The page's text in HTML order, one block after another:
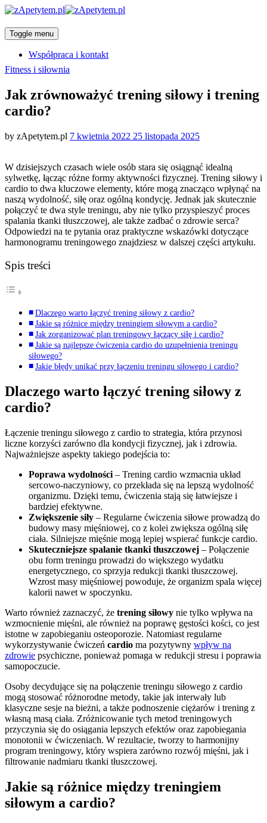
Toggle menu
Współpraca i kontakt
Categories
Fitness i siłownia
Jak zrównoważyć trening siłowy i trening
cardio?
by zApetytem.pl Posted
7 kwietnia 2022 25 listopada 2025
W dzisiejszych czasach wiele osób stara się osiągnąć idealną
sylwetkę, łącząc różne formy aktywności fizycznej. Trening siłowy i
cardio to dwa kluczowe elementy, które mogą znacząco wpłynąć na
naszą wydolność, siłę oraz ogólną kondycję. Jednak jak skutecznie
połączyć te dwa style treningu, aby nie tylko przyspieszyć proces
spalania tkanki tłuszczowej, ale także zadbać o zdrowie serca?
Odpowiedzi na te pytania oraz praktyczne wskazówki dotyczące
harmonogramu treningowego znajdziesz w dalszej części artykułu.
Spis treści
Dlaczego warto łączyć trening siłowy z cardio?
Jakie są różnice między treningiem siłowym a cardio?
Jak zorganizować plan treningowy łączący siłę i cardio?
Jakie są najlepsze ćwiczenia cardio do uzupełnienia treningu
siłowego?
Jakie błędy unikać przy łączeniu treningu siłowego i cardio?
Dlaczego warto łączyć trening siłowy z
cardio?
Łączenie treningu siłowego z cardio to strategia, która przynosi
liczne korzyści zarówno dla kondycji fizycznej, jak i zdrowia.
Najważniejsze aspekty takiego podejścia to:
Poprawa wydolności – Trening cardio wzmacnia układ
sercowo-naczyniowy, co przekłada się na lepszą wydolność
organizmu. Dzięki temu, ćwiczenia stają się łatwiejsze i
bardziej efektywne.
Zwiększenie siły – Regularne ćwiczenia siłowe prowadzą do
budowy masy mięśniowej, co z kolei zwiększa ogólną siłę
ciała. Silniejsze mięśnie mogą lepiej wspierać funkcje cardio.
Skuteczniejsze spalanie tkanki tłuszczowej – Połączenie
obu form treningu prowadzi do większego wydatku
energetycznego, co sprzyja redukcji tkanki tłuszczowej.
Wzrost masy mięśniowej powoduje, że organizm spala więcej
kalorii nawet w spoczynku.
Warto również zaznaczyć, że trening siłowy nie tylko wpływa na
wzmocnienie mięśni, ale również na poprawę gęstości kości, co jest
istotne w zapobieganiu osteoporozie. Natomiast regularne
wykorzystywanie ćwiczeń cardio ma pozytywny wpływ na
zdrowie psychiczne, ponieważ pomaga w redukcji stresu i poprawia
samopoczucie.
Osoby decydujące się na połączenie treningu siłowego z cardio
mogą stosować różnorodne metody, takie jak interwały lub
klasyczne sesje na bieżni, a także podnoszenie ciężarów i trening z
własną masą ciała. Zróżnicowanie tych metod treningowych
przyczynia się do osiągania lepszych efektów oraz zapobiegania
monotonii w ćwiczeniach. W rezultacie, tworzy to harmonijny
program treningowy, który wspiera zarówno rozwój mięśni, jak i
filtrowanie nadmiaru tkanki tłuszczowej.
Jakie są różnice między treningiem
siłowym a cardio?